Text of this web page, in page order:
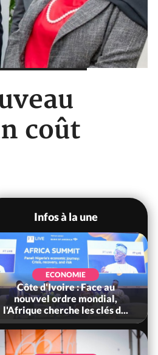
coût
Infos à la une
ECONOMIE
Côte d'Ivoire : Face au
nouvvel ordre mondial,
l'Afrique cherche les clés d...